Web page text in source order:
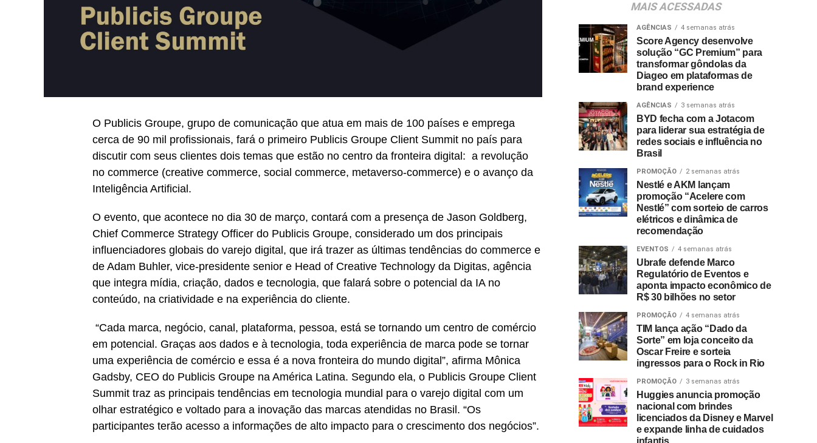
O Publicis Groupe, grupo de comunicação que atua em mais de 100 países e emprega
cerca de 90 mil profissionais, fará o primeiro Publicis Groupe Client Summit no país para
discutir com seus clientes dois temas que estão no centro da fronteira digital: a revolução
no commerce (creative commerce, social commerce, metaverso-commerce) e o avanço da
Inteligência Artificial.
O evento, que acontece no dia 30 de março, contará com a presença de Jason Goldberg,
Chief Commerce Strategy Officer do Publicis Groupe, considerado um dos principais
influenciadores globais do varejo digital, que irá trazer as últimas tendências do commerce e
de Adam Buhler, vice-presidente senior e Head of Creative Technology da Digitas, agência
que integra mídia, criação, dados e tecnologia, que falará sobre o potencial da IA no
conteúdo, na criatividade e na experiência do cliente.
“Cada marca, negócio, canal, plataforma, pessoa, está se tornando um centro de comércio
em potencial. Graças aos dados e à tecnologia, toda experiência de marca pode se tornar
uma experiência de comércio e essa é a nova fronteira do mundo digital”, afirma Mônica
Gadsby, CEO do Publicis Groupe na América Latina. Segundo ela, o Publicis Groupe Client
Summit traz as principais tendências em tecnologia mundial para o varejo digital com um
olhar estratégico e voltado para a inovação das marcas atendidas no Brasil. “Os
participantes terão acesso a informações de alto impacto para o crescimento dos negócios”.
MAIS ACESSADAS
AGÊNCIAS 4 semanas atrás
Score Agency desenvolve
solução “GC Premium” para
transformar gôndolas da
Diageo em plataformas de
brand experience
AGÊNCIAS 3 semanas atrás
BYD fecha com a Jotacom
para liderar sua estratégia de
redes sociais e influência no
Brasil
PROMOÇÃO 2 semanas atrás
Nestlé e AKM lançam
promoção “Acelere com
Nestlé” com sorteio de carros
elétricos e dinâmica de
recomendação
EVENTOS 4 semanas atrás
Ubrafe defende Marco
Regulatório de Eventos e
aponta impacto econômico de
R$ 30 bilhões no setor
PROMOÇÃO 4 semanas atrás
TIM lança ação “Dado da
Sorte” em loja conceito da
Oscar Freire e sorteia
ingressos para o Rock in Rio
PROMOÇÃO 3 semanas atrás
Huggies anuncia promoção
nacional com brindes
licenciados da Disney e Marvel
e expande linha de cuidados
infantis